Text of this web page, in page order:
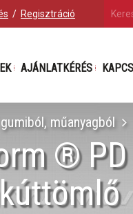
/ Regisztráció
AJÁNLATKÉRÉS
műanyagból
® PD